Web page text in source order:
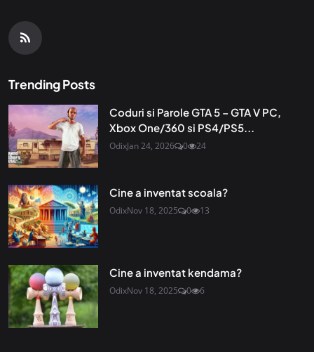
Trending Posts
Coduri si Parole GTA 5 – GTA V PC,
Xbox One/360 si PS4/PS5...
OdixJan 24, 2026 0 24
Cine a inventat scoala?
OdixNov 18, 2025 0 13
Cine a inventat kendama?
OdixNov 18, 2025 0 6